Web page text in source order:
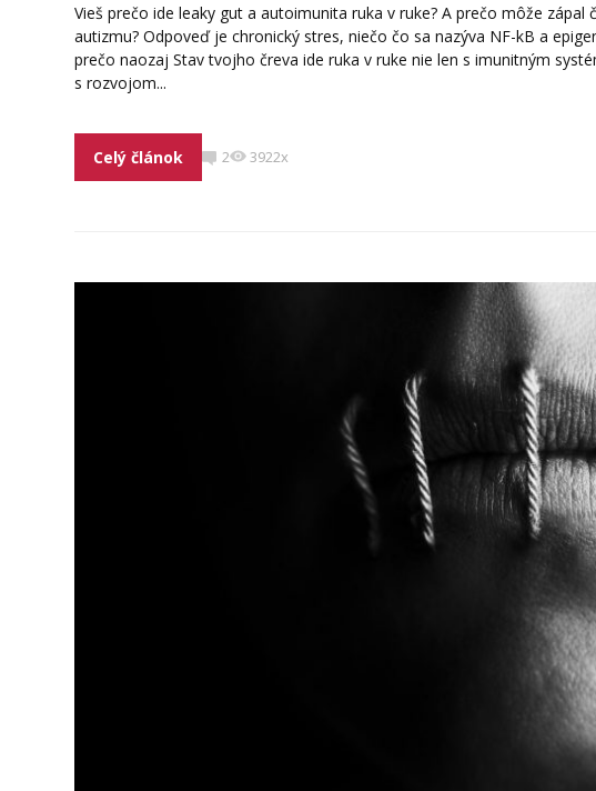
Vieš prečo ide leaky gut a autoimunita ruka v ruke? A prečo môže
autizmu? Odpoveď je chronický stres, niečo čo sa nazýva NF-kB a
prečo naozaj Stav tvojho čreva ide ruka v ruke nie len s imunitným
s rozvojom...
Celý článok 2 3922x